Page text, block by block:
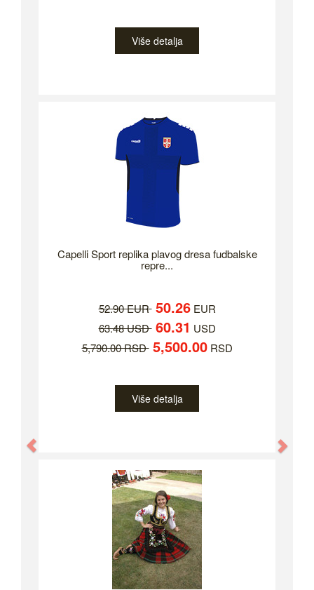
Više detalja
Capelli Sport replika plavog dresa fudbalske
repre...
52.90 EUR 50.26EUR
63.48 USD 60.31 USD
5,790.00 RSD 5,500.00RSD
Više detalja